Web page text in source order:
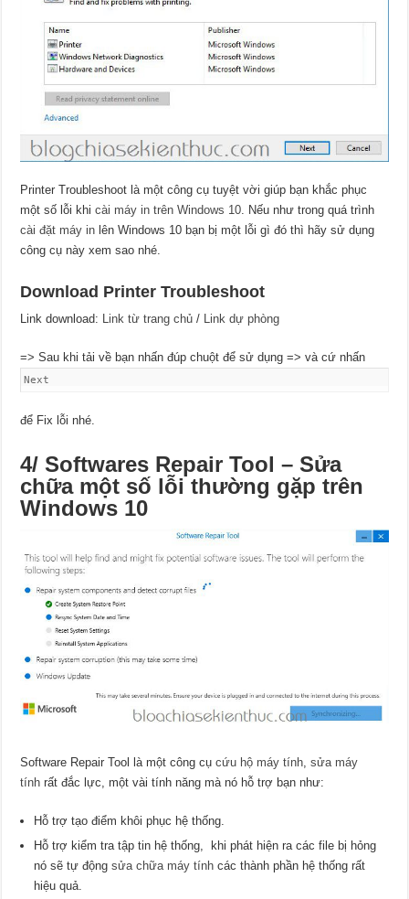
Printer Troubleshoot là một công cụ tuyệt vời giúp bạn khắc phục
một số lỗi khicài máy in trên Windows 10 . Nếu như trong quá trình
cài đặt máy in lên Windows 10 bạn bị một lỗi gì đó thì hãy sử dụng
công cụ này xem sao nhé.
Download Printer Troubleshoot
Link download: Link từ trang chủ / Link dự phòng
=> Sau khi tải về bạn nhấn đúp chuột để sử dụng => và cứ nhấn
Next
để Fix lỗi nhé.
4/ Softwares Repair Tool – Sửa
chữa một số lỗi thường gặp trên
Windows 10
Software Repair Tool là một công cụ cứu hộ máy tính ,sửa máy
tínhrất đắc lực, một vài tính năng mà nó hỗ trợ bạn như:
Hỗ trợ tạo điểm khôi phục hệ thống.
Hỗ trợ kiểm tra tập tin hệ thống, khi phát hiện ra các file bị hỏng
nó sẽ tự độngsửa chữa máy tính các thành phần hệ thống rất
hiệu quả.